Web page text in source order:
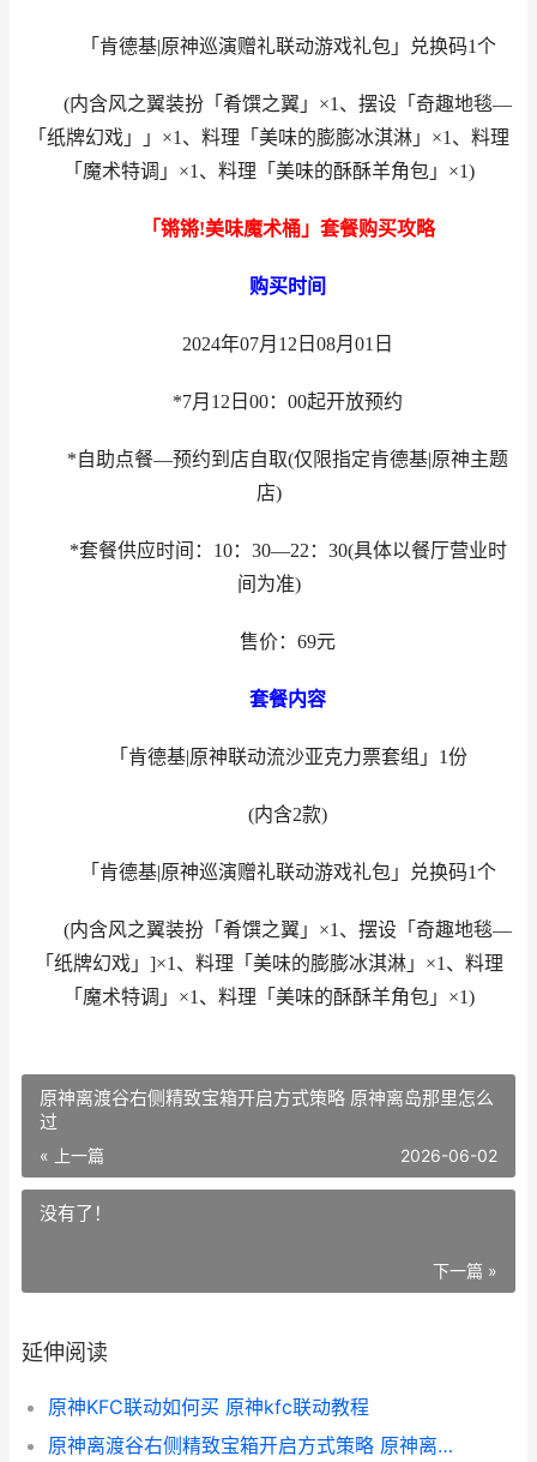
「肯德基|原神巡演赠礼联动游戏礼包」兑换码1个
(内含风之翼装扮「肴馔之翼」×1、摆设「奇趣地毯—
「纸牌幻戏」」×1、料理「美味的膨膨冰淇淋」×1、料理
「魔术特调」×1、料理「美味的酥酥羊角包」×1)
「锵锵!美味魔术桶」套餐购买攻略
购买时间
2024年07月12日08月01日
*7月12日00：00起开放预约
*自助点餐—预约到店自取(仅限指定肯德基|原神主题
店)
*套餐供应时间：10：30—22：30(具体以餐厅营业时
间为准)
售价：69元
套餐内容
「肯德基|原神联动流沙亚克力票套组」1份
(内含2款)
「肯德基|原神巡演赠礼联动游戏礼包」兑换码1个
(内含风之翼装扮「肴馔之翼」×1、摆设「奇趣地毯—
「纸牌幻戏」]×1、料理「美味的膨膨冰淇淋」×1、料理
「魔术特调」×1、料理「美味的酥酥羊角包」×1)
原神离渡谷右侧精致宝箱开启方式策略 原神离岛那里怎么
过
« 上一篇 2026-06-02
没有了！
下一篇 »
延伸阅读
原神KFC联动如何买 原神kfc联动教程
原神离渡谷右侧精致宝箱开启方式策略 原神离岛那里怎么过